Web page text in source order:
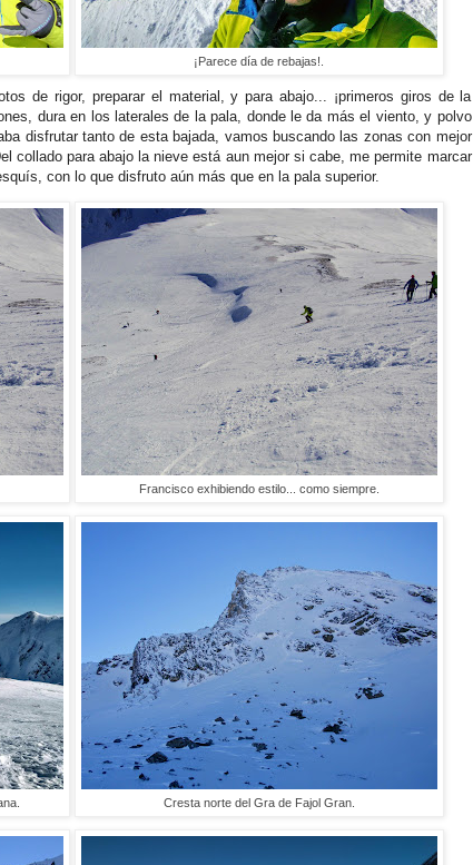
¡Parece día de rebajas!.
de rigor, preparar el material, y para abajo... ¡primeros giros de la
dura en los laterales de la pala, donde le da más el viento, y polvo
disfrutar tanto de esta bajada, vamos buscando las zonas con mejor
collado para abajo la nieve está aun mejor si cabe, me permite marcar
con lo que disfruto aún más que en la pala superior.
Francisco exhibiendo estilo... como siempre.
Cresta norte del Gra de Fajol Gran.